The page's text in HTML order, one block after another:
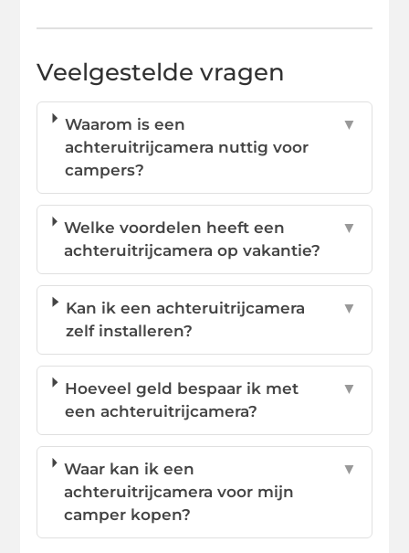
Veelgestelde vragen
Waarom is een
achteruitrijcamera nuttig voor
campers?
▼
Welke voordelen heeft een
achteruitrijcamera op vakantie?
▼
Kan ik een achteruitrijcamera
zelf installeren?
▼
Hoeveel geld bespaar ik met
een achteruitrijcamera?
▼
Waar kan ik een
achteruitrijcamera voor mijn
camper kopen?
▼